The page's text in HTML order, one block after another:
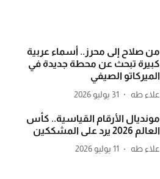
من صلاح إلى محرز.. أسماء عربية
كبيرة تبحث عن محطة جديدة في
الميركاتو الصيفي
علاء طه 31 يوليو 2026
مونديال الأرقام القياسية.. كأس
العالم 2026 يرد على المشككين
علاء طه 11 يوليو 2026